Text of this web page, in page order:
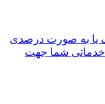
یا به صورت درصدی
خدماتی شما جهت